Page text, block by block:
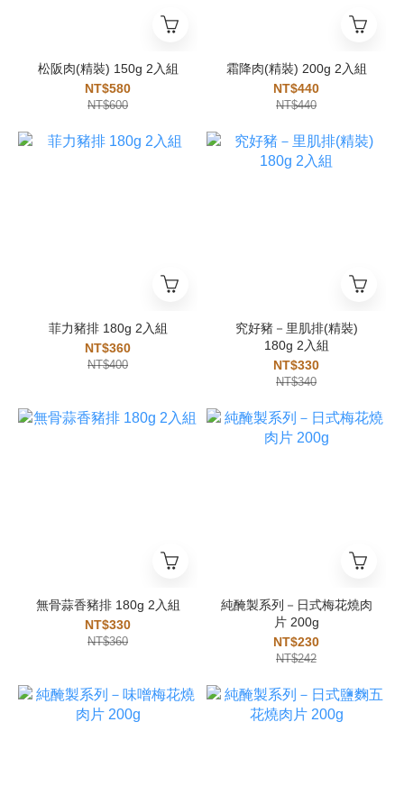
松阪肉(精裝) 150g 2入組
NT$580
NT$600
霜降肉(精裝) 200g 2入組
NT$440
NT$440
菲力豬排 180g 2入組
NT$360
NT$400
究好豬－里肌排(精裝)
180g 2入組
NT$330
NT$340
無骨蒜香豬排 180g 2入組
NT$330
NT$360
純醃製系列－日式梅花燒肉
片 200g
NT$230
NT$242